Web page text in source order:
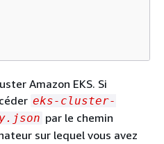
Amazon EKS. Si
eks-cluster-
par le chemin
sur lequel vous avez